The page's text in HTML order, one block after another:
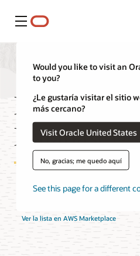
Menú
Would you like to visit an
to you?
¿Le gustaría visitar el sitio
más cercano?
Visit Oracle United States
No, gracias; me quedo aquí
See this page for a different
Precios de
Contacta con un especialista en Oracle
Ver la lista en AWS Marketplace